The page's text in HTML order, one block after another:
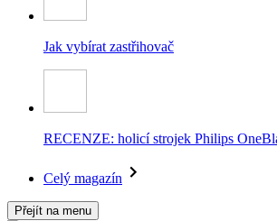
Jak vybírat zastřihovač
RECENZE: holicí strojek Philips
Celý magazín
Přejít na menu